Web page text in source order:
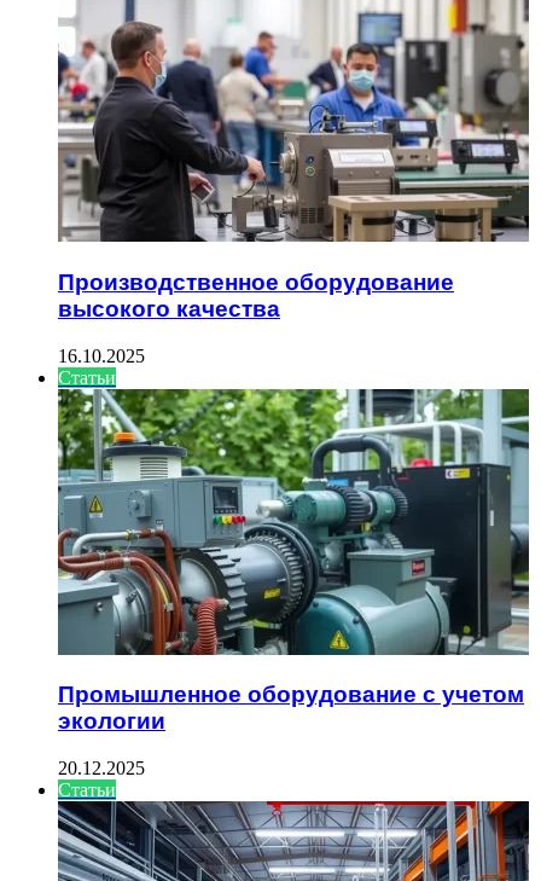
Производственное оборудование
высокого качества
16.10.2025
Статьи
Промышленное оборудование с учетом
экологии
20.12.2025
Статьи